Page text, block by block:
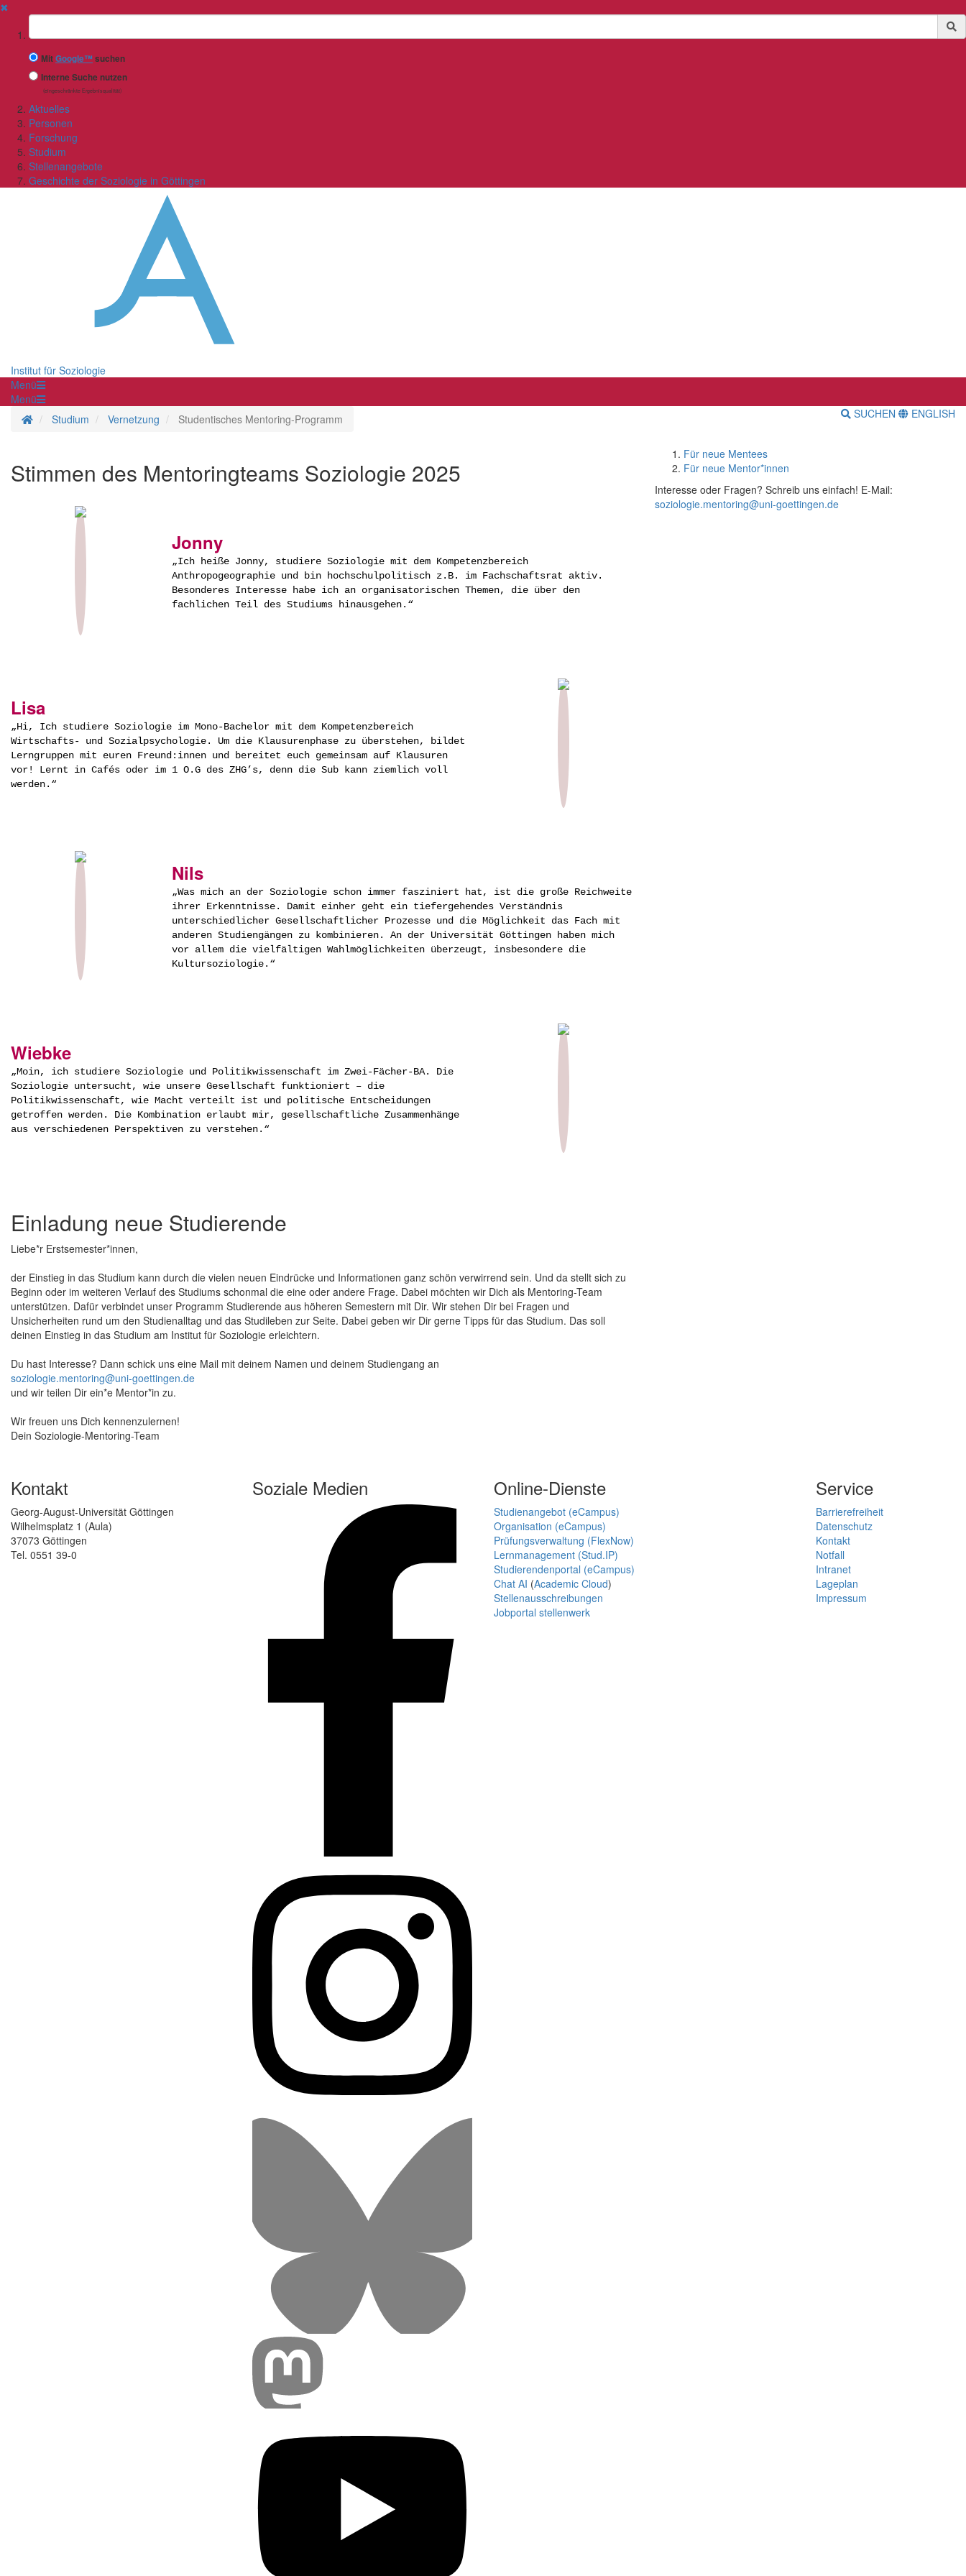
✖
Suchbegriff
MitGoogle™ suchen
Interne Suche nutzen
(eingeschränkte Ergebnisqualität)
Aktuelles
Personen
Forschung
Studium
Stellenangebote
Geschichte der Soziologie in Göttingen
Institut für Soziologie
Menü
Menü
Startseite
Studium Vernetzung Studentisches Mentoring-Programm SUCHEN ENGLISH
Stimmen des Mentoringteams Soziologie 2025
Jonny
„Ich heiße Jonny, studiere Soziologie mit dem Kompetenzbereich
Anthropogeographie und bin hochschulpolitisch z.B. im Fachschaftsrat aktiv.
Besonderes Interesse habe ich an organisatorischen Themen, die über den
fachlichen Teil des Studiums hinausgehen.“
Lisa
„Hi, Ich studiere Soziologie im Mono-Bachelor mit dem Kompetenzbereich
Wirtschafts- und Sozialpsychologie. Um die Klausurenphase zu überstehen, bildet
Lerngruppen mit euren Freund:innen und bereitet euch gemeinsam auf Klausuren
vor! Lernt in Cafés oder im 1 O.G des ZHG’s, denn die Sub kann ziemlich voll
werden.“
Nils
„Was mich an der Soziologie schon immer fasziniert hat, ist die große Reichweite
ihrer Erkenntnisse. Damit einher geht ein tiefergehendes Verständnis
unterschiedlicher Gesellschaftlicher Prozesse und die Möglichkeit das Fach mit
anderen Studiengängen zu kombinieren. An der Universität Göttingen haben mich
vor allem die vielfältigen Wahlmöglichkeiten überzeugt, insbesondere die
Kultursoziologie.“
Wiebke
„Moin, ich studiere Soziologie und Politikwissenschaft im Zwei-Fächer-BA. Die
Soziologie untersucht, wie unsere Gesellschaft funktioniert – die
Politikwissenschaft, wie Macht verteilt ist und politische Entscheidungen
getroffen werden. Die Kombination erlaubt mir, gesellschaftliche Zusammenhänge
aus verschiedenen Perspektiven zu verstehen.“
Einladung neue Studierende
Liebe*r Erstsemester*innen,
der Einstieg in das Studium kann durch die vielen neuen Eindrücke und Informationen ganz schön verwirrend sein. Und da stellt sich zu
Beginn oder im weiteren Verlauf des Studiums schonmal die eine oder andere Frage. Dabei möchten wir Dich als Mentoring-Team
unterstützen. Dafür verbindet unser Programm Studierende aus höheren Semestern mit Dir. Wir stehen Dir bei Fragen und
Unsicherheiten rund um den Studienalltag und das Studileben zur Seite. Dabei geben wir Dir gerne Tipps für das Studium. Das soll
deinen Einstieg in das Studium am Institut für Soziologie erleichtern.
Du hast Interesse? Dann schick uns eine Mail mit deinem Namen und deinem Studiengang an
soziologie.mentoring@uni-goettingen.de
und wir teilen Dir ein*e Mentor*in zu.
Wir freuen uns Dich kennenzulernen!
Dein Soziologie-Mentoring-Team
Für neue Mentees
Für neue Mentor*innen
Interesse oder Fragen? Schreib uns einfach! E-Mail:
soziologie.mentoring@uni-goettingen.de
Kontakt
Georg-August-Universität Göttingen
Wilhelmsplatz 1 (Aula)
37073 Göttingen
Tel. 0551 39-0
Soziale Medien Online-Dienste
Studienangebot (eCampus)
Organisation (eCampus)
Prüfungsverwaltung (FlexNow)
Lernmanagement (Stud.IP)
Studierendenportal (eCampus)
Chat AI (Academic Cloud)
Stellenausschreibungen
Jobportal stellenwerk
Service
Barrierefreiheit
Datenschutz
Kontakt
Notfall
Intranet
Lageplan
Impressum